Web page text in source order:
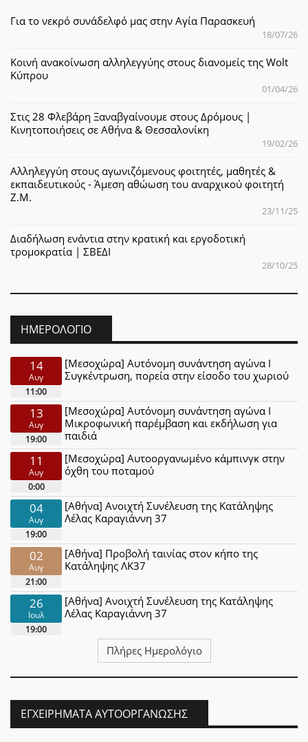
Για το νεκρό συνάδελφό μας στην Αγία Παρασκευή
18/07/26
Κοινή ανακοίνωση αλληλεγγύης στους διανομείς της Wolt
Κύπρου
01/04/26
Στις 28 Φλεβάρη Ξαναβγαίνουμε στους Δρόμους |
Κινητοποιήσεις σε Αθήνα & Θεσσαλονίκη
19/02/26
Αλληλεγγύη στους αγωνιζόμενους φοιτητές, μαθητές &
εκπαιδευτικούς - Άμεση αθώωση του αναρχικού φοιτητή
Ζ.Μ.
23/11/25
Διαδήλωση ενάντια στην κρατική και εργοδοτική
τρομοκρατία | ΣΒΕΔΙ
28/10/25
ΗΜΕΡΟΛΌΓΙΟ
14
Αυγ
11:00
[Μεσοχώρα] Αυτόνομη συνάντηση αγώνα Ι
Συγκέντρωση, πορεία στην είσοδο του χωριού
13
Αυγ
19:00
[Μεσοχώρα] Αυτόνομη συνάντηση αγώνα Ι
Μικροφωνική παρέμβαση και εκδήλωση για
παιδιά
11
Αυγ
0:00
[Μεσοχώρα] Αυτοοργανωμένο κάμπινγκ στην
όχθη του ποταμού
04
Αυγ
19:00
[Αθήνα] Ανοιχτή Συνέλευση της Κατάληψης
Λέλας Καραγιάννη 37
02
Αυγ
21:00
[Αθήνα] Προβολή ταινίας στον κήπο της
Κατάληψης ΛΚ37
26
Ιουλ
19:00
[Αθήνα] Ανοιχτή Συνέλευση της Κατάληψης
Λέλας Καραγιάννη 37
Πλήρες Ημερολόγιο
ΕΓΧΕΙΡΉΜΑΤΑ ΑΥΤΟΟΡΓΆΝΩΣΗΣ